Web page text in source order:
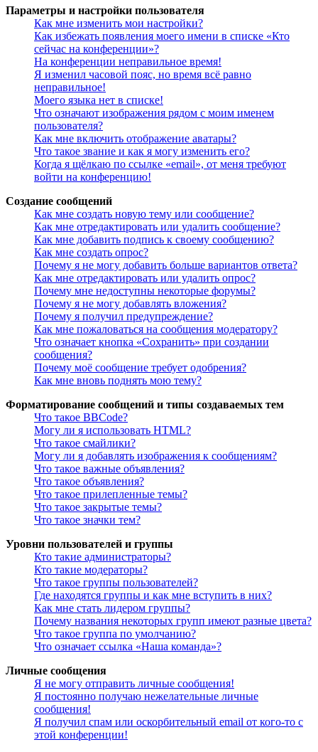
Параметры и настройки пользователя
Как мне изменить мои настройки?
Как избежать появления моего имени в списке «Кто
сейчас на конференции»?
На конференции неправильное время!
Я изменил часовой пояс, но время всё равно
неправильное!
Моего языка нет в списке!
Что означают изображения рядом с моим именем
пользователя?
Как мне включить отображение аватары?
Что такое звание и как я могу изменить его?
Когда я щёлкаю по ссылке «email», от меня требуют
войти на конференцию!
Создание сообщений
Как мне создать новую тему или сообщение?
Как мне отредактировать или удалить сообщение?
Как мне добавить подпись к своему сообщению?
Как мне создать опрос?
Почему я не могу добавить больше вариантов ответа?
Как мне отредактировать или удалить опрос?
Почему мне недоступны некоторые форумы?
Почему я не могу добавлять вложения?
Почему я получил предупреждение?
Как мне пожаловаться на сообщения модератору?
Что означает кнопка «Сохранить» при создании
сообщения?
Почему моё сообщение требует одобрения?
Как мне вновь поднять мою тему?
Форматирование сообщений и типы создаваемых тем
Что такое BBCode?
Могу ли я использовать HTML?
Что такое смайлики?
Могу ли я добавлять изображения к сообщениям?
Что такое важные объявления?
Что такое объявления?
Что такое прилепленные темы?
Что такое закрытые темы?
Что такое значки тем?
Уровни пользователей и группы
Кто такие администраторы?
Кто такие модераторы?
Что такое группы пользователей?
Где находятся группы и как мне вступить в них?
Как мне стать лидером группы?
Почему названия некоторых групп имеют разные цвета?
Что такое группа по умолчанию?
Что означает ссылка «Наша команда»?
Личные сообщения
Я не могу отправить личные сообщения!
Я постоянно получаю нежелательные личные
сообщения!
Я получил спам или оскорбительный email от кого-то с
этой конференции!